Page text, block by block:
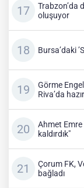
Trabzon’da
oluşuyor
Bursa’daki
Görme
Riva’da
Ahmet Emre
kaldırdık"
Çorum FK,
bağladı